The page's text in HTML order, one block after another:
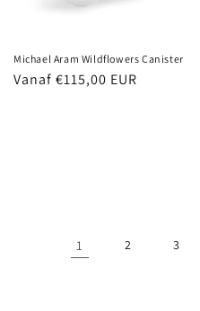
Michael Aram Wildflowers Canister
Normale
Vanaf €115,00 EUR
1 2 3